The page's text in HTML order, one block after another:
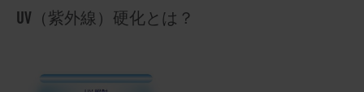
UV（紫外線）硬化とは？